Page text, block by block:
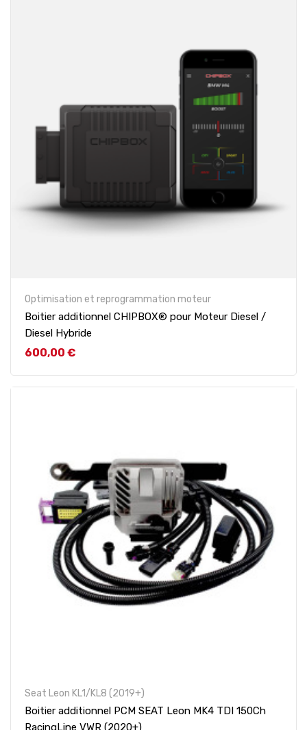
Optimisation et reprogrammation moteur
Boitier additionnel CHIPBOX® pour Moteur Diesel /
Diesel Hybride
Prix
600,00 €
Seat Leon KL1/KL8 (2019+)
Boitier additionnel PCM SEAT Leon MK4 TDI 150Ch
RacingLine VWR (2020+)